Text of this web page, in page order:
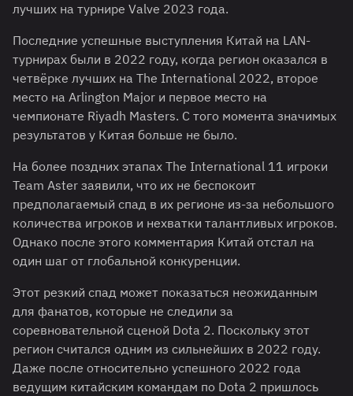
лучших на турнире Valve 2023 года.
Последние успешные выступления Китай на LAN-
турнирах были в 2022 году, когда регион оказался в
четвёрке лучших на The International 2022, второе
место на Arlington Major и первое место на
чемпионате Riyadh Masters. С того момента значимых
результатов у Китая больше не было.
На более поздних этапах The International 11 игроки
Team Aster заявили, что их не беспокоит
предполагаемый спад в их регионе из-за небольшого
количества игроков и нехватки талантливых игроков.
Однако после этого комментария Китай отстал на
один шаг от глобальной конкуренции.
Этот резкий спад может показаться неожиданным
для фанатов, которые не следили за
соревновательной сценой Dota 2. Поскольку этот
регион считался одним из сильнейших в 2022 году.
Даже после относительно успешного 2022 года
ведущим китайским командам по Dota 2 пришлось